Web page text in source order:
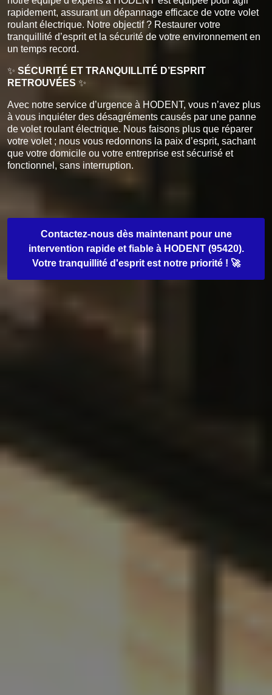
rapidement, assurant un dépannage efficace de votre volet
roulant électrique. Notre objectif ? Restaurer votre
tranquillité d’esprit et la sécurité de votre environnement en
un temps record.
✨ SÉCURITÉ ET TRANQUILLITÉ D’ESPRIT
RETROUVÉES ✨
Avec notre service d’urgence à HODENT, vous n’avez plus
à vous inquiéter des désagréments causés par une panne
de volet roulant électrique. Nous faisons plus que réparer
votre volet ; nous vous redonnons la paix d’esprit, sachant
que votre domicile ou votre entreprise est sécurisé et
fonctionnel, sans interruption.
Contactez-nous dès maintenant pour une
intervention rapide et fiable à HODENT (95420).
Votre tranquillité d'esprit est notre priorité ! 🚀